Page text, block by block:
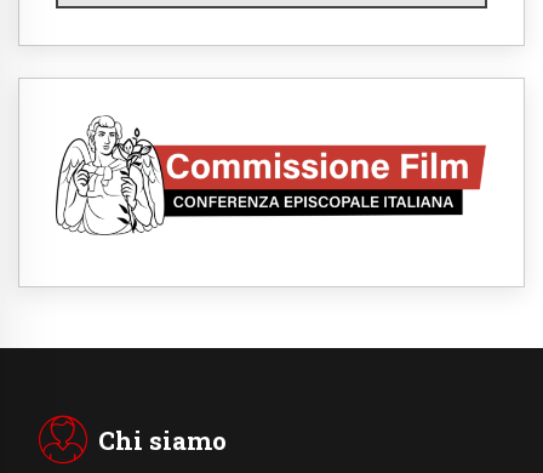
Il Papa in Francia, quattro giorni intensi tra
SIGNIS 2026, dare voce alle religiose
Honduras, gli sfollati invisibili di una crisi
dimenticata
07.08.2026
Italia, Antigone: carceri al limite della
Parolin conclude il viaggio in Messico: "La
Chi siamo